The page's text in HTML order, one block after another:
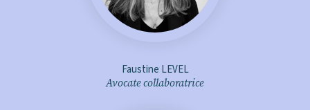
Faustine LEVEL
Avocate collaboratrice